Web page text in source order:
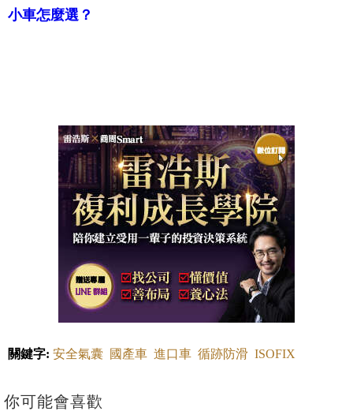
小車怎麼選？
關鍵字: 安全氣囊 國產車 進口車 循跡防滑 ISOFIX
你可能會喜歡